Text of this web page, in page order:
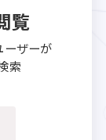
覧
ーザーが
索